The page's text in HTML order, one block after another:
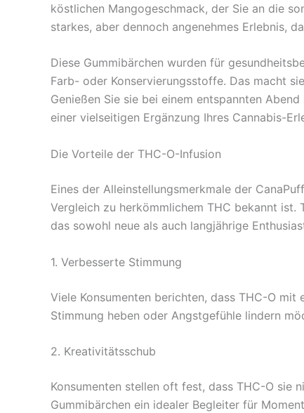
köstlichen Mangogeschmack, der Sie an die
starkes, aber dennoch angenehmes Erlebnis,
Diese Gummibärchen wurden für
Farb- oder Konservierungsstoffe. Das macht
Genießen Sie sie bei einem entspannten
einer vielseitigen Ergänzung Ihres Cannabis-
Die Vorteile der THC-O-Infusion
Eines der Alleinstellungsmerkmale der
Vergleich zu herkömmlichem THC bekannt
das sowohl neue als auch langjährige
1. Verbesserte Stimmung
Viele Konsumenten berichten, dass THC-O
Stimmung heben oder Angstgefühle lindern
2. Kreativitätsschub
Konsumenten stellen oft fest, dass THC-O sie
Gummibärchen ein idealer Begleiter für